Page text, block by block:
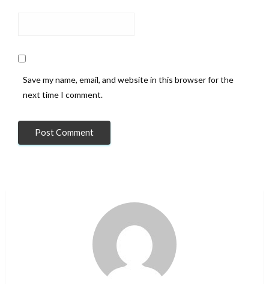
Save my name, email, and website in this browser for the
next time I comment.